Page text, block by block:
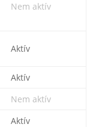
Nem aktív
Aktív
Aktív
Nem aktív
Aktív